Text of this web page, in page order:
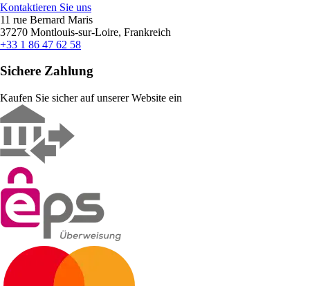
Kontaktieren Sie uns
11 rue Bernard Maris
37270 Montlouis-sur-Loire, Frankreich
+33 1 86 47 62 58
Sichere Zahlung
Kaufen Sie sicher auf unserer Website ein